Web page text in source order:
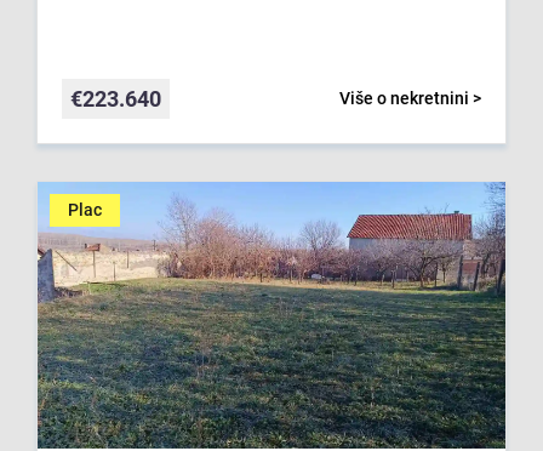
Više o nekretnini >
€223.640
Plac